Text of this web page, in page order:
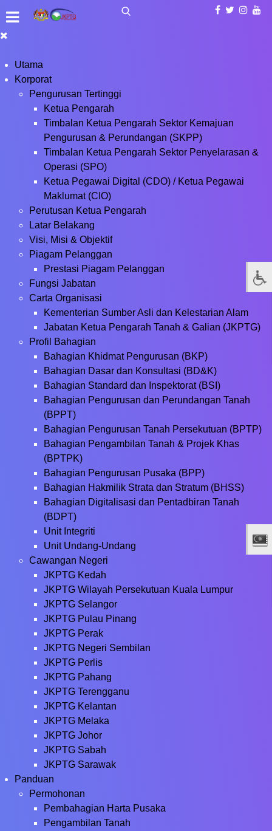
Utama
Korporat
Pengurusan Tertinggi
Ketua Pengarah
Timbalan Ketua Pengarah Sektor Kemajuan
Pengurusan & Perundangan (SKPP)
Timbalan Ketua Pengarah Sektor Penyelarasan &
Operasi (SPO)
Ketua Pegawai Digital (CDO) / Ketua Pegawai
Maklumat (CIO)
Perutusan Ketua Pengarah
Latar Belakang
Visi, Misi & Objektif
Piagam Pelanggan
Prestasi Piagam Pelanggan
Fungsi Jabatan
Carta Organisasi
Kementerian Sumber Asli dan Kelestarian Alam
Jabatan Ketua Pengarah Tanah & Galian (JKPTG)
Profil Bahagian
Bahagian Khidmat Pengurusan (BKP)
Bahagian Dasar dan Konsultasi (BD&K)
Bahagian Standard dan Inspektorat (BSI)
Bahagian Pengurusan dan Perundangan Tanah
(BPPT)
Bahagian Pengurusan Tanah Persekutuan (BPTP)
Bahagian Pengambilan Tanah & Projek Khas
(BPTPK)
Bahagian Pengurusan Pusaka (BPP)
Bahagian Hakmilik Strata dan Stratum (BHSS)
Bahagian Digitalisasi dan Pentadbiran Tanah
(BDPT)
Unit Integriti
Unit Undang-Undang
Cawangan Negeri
JKPTG Kedah
JKPTG Wilayah Persekutuan Kuala Lumpur
JKPTG Selangor
JKPTG Pulau Pinang
JKPTG Perak
JKPTG Negeri Sembilan
JKPTG Perlis
JKPTG Pahang
JKPTG Terengganu
JKPTG Kelantan
JKPTG Melaka
JKPTG Johor
JKPTG Sabah
JKPTG Sarawak
Panduan
Permohonan
Pembahagian Harta Pusaka
Pengambilan Tanah